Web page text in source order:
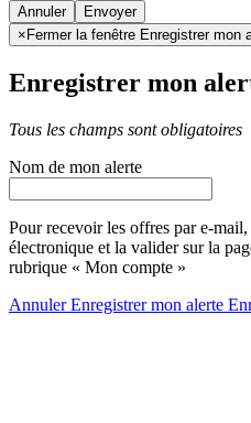
Annuler
× Fermer la fenêtre Enregistrer mon
Enregistrer mon
Tous les champs sont obligatoires
Nom de mon alerte
Pour recevoir les offres par e-
électronique et la valider sur la
rubrique « Mon compte »
AnnulerEnregistrer mon alerte